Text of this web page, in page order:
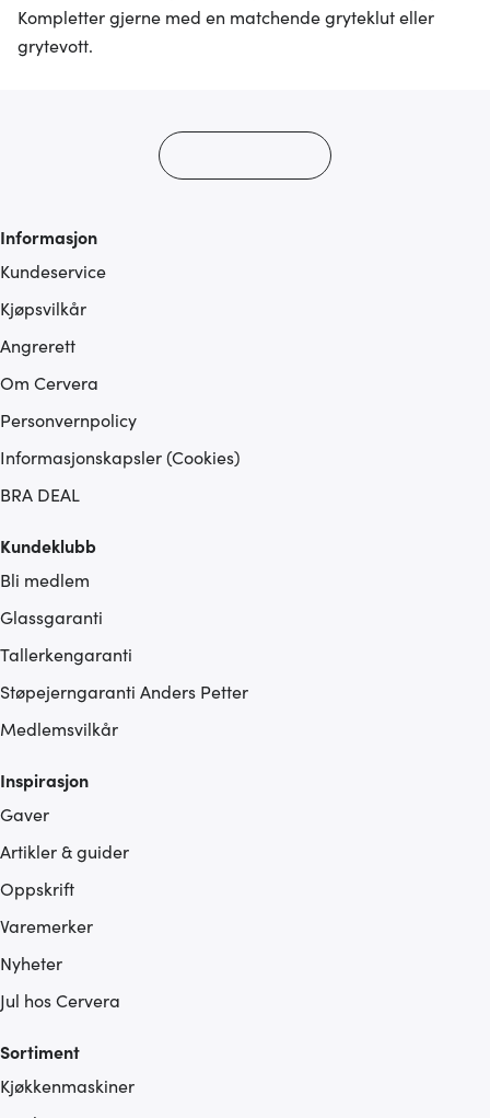
Kompletter gjerne med en matchende gryteklut eller
grytevott.
Informasjon
Kundeservice
Kjøpsvilkår
Angrerett
Om Cervera
Personvernpolicy
Informasjonskapsler (Cookies)
BRA DEAL
Kundeklubb
Bli medlem
Glassgaranti
Tallerkengaranti
Støpejerngaranti Anders Petter
Medlemsvilkår
Inspirasjon
Gaver
Artikler & guider
Oppskrift
Varemerker
Nyheter
Jul hos Cervera
Sortiment
Kjøkkenmaskiner